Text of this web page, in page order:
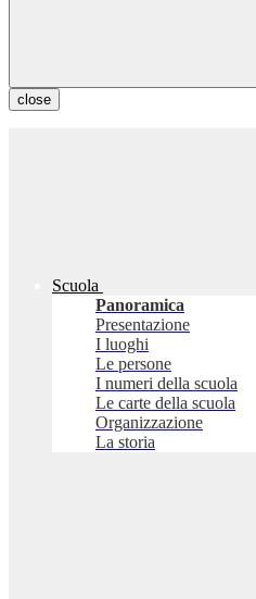
close
Scuola
Panoramica
Presentazione
I luoghi
Le persone
I numeri della scuola
Le carte della scuola
Organizzazione
La storia